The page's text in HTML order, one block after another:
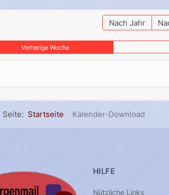
Nach Jahr
Vorherige Woche
Seite: Startseite Kalender-Download
HILFE
Nützliche Links